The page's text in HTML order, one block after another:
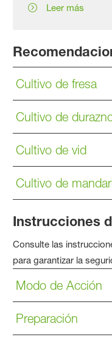
Leer más
Cultivo de fresa
Cultivo de
Cultivo de vid
Cultivo de
Instrucciones
Consulte las
para garantizar la
Modo de Acción
Preparación